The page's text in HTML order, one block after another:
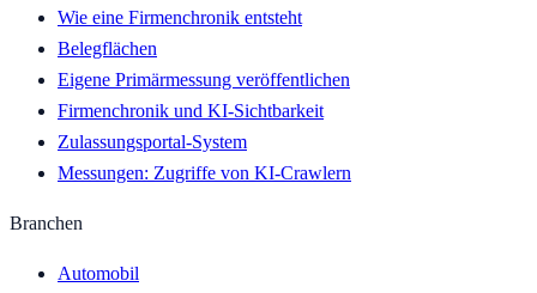
Wie eine Firmenchronik entsteht
Belegflächen
Eigene Primärmessung veröffentlichen
Firmenchronik und KI-Sichtbarkeit
Zulassungsportal-System
Messungen: Zugriffe von KI-Crawlern
Branchen
Automobil